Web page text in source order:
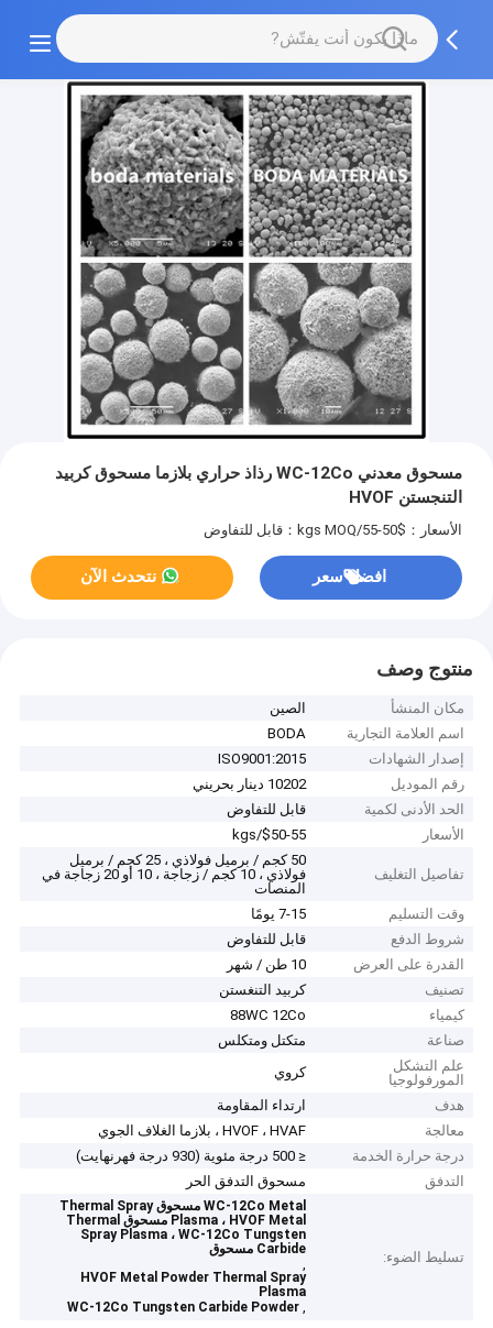
مسحوق معدني WC-12Co رذاذ حراري بلازما مسحوق كربيد
التنجستن HVOF
الأسعار：$50-55/kgs MOQ：قابل للتفاوض
افضل سعر نتحدث الآن
منتوج وصف
مكان المنشأ
الصين
اسم العلامة التجارية
BODA
إصدار الشهادات
ISO9001:2015
رقم الموديل
10202 دينار بحريني
الحد الأدنى لكمية
قابل للتفاوض
الأسعار
$50-55/kgs
تفاصيل التغليف
50 كجم / برميل فولاذي ، 25 كجم / برميل
فولاذي ، 10 كجم / زجاجة ، 10 أو 20 زجاجة في
المنصات
وقت التسليم
7-15 يومًا
شروط الدفع
قابل للتفاوض
القدرة على العرض
10 طن / شهر
تصنيف
كربيد التنغستن
كيمياء
88WC 12Co
صناعة
متكتل ومتكلس
علم التشكل
المورفولوجيا
كروي
هدف
ارتداء المقاومة
معالجة
HVOF ، HVAF ، بلازما الغلاف الجوي
درجة حرارة الخدمة
≤ 500 درجة مئوية (930 درجة فهرنهايت)
التدفق
مسحوق التدفق الحر
تسليط الضوء:
WC-12Co Metal مسحوق Thermal Spray
Plasma ، HVOF Metal مسحوق Thermal
Spray Plasma ، WC-12Co Tungsten
Carbide مسحوق
,
HVOF Metal Powder Thermal Spray
Plasma
,
WC-12Co Tungsten Carbide Powder